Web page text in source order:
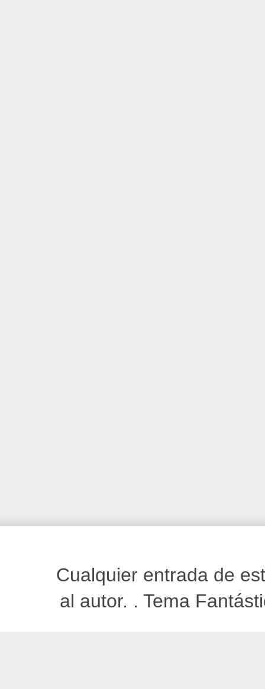
Cualquier entrada de
al autor. . Tema